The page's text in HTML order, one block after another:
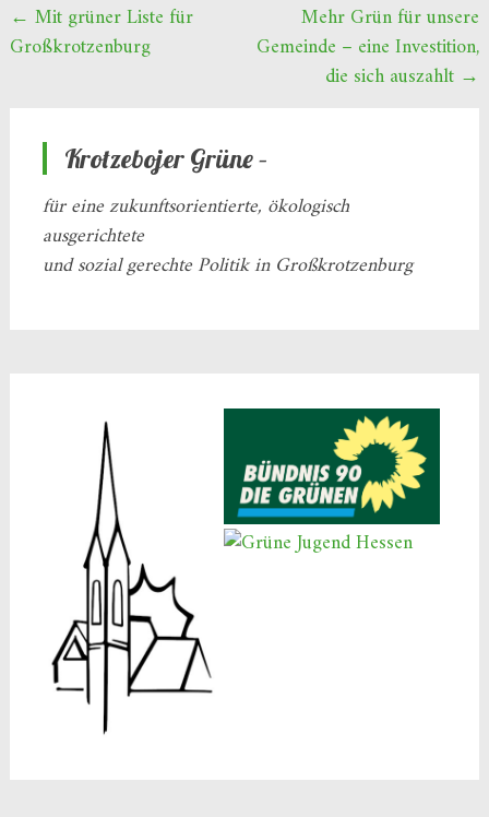
Beitragsnavigation
← Mit grüner Liste für
Großkrotzenburg
Mehr Grün für unsere
Gemeinde – eine Investition,
die sich auszahlt →
Krotzebojer Grüne –
für eine zukunftsorientierte, ökologisch
ausgerichtete
und sozial gerechte Politik in Großkrotzenburg